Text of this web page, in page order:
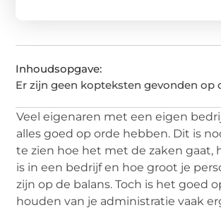
Inhoudsopgave:
Er zijn geen kopteksten gevonden op
Veel eigenaren met een eigen
alles goed op orde hebben. Dit is
te zien hoe het met de zaken gaat,
is in een bedrijf en hoe groot je
zijn op de balans. Toch is het goed
houden van je administratie vaak